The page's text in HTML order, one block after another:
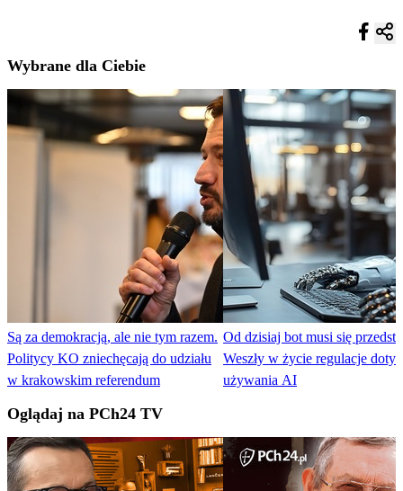
Wybrane dla Ciebie
Są za demokracją, ale nie tym razem.
Politycy KO zniechęcają do udziału
w krakowskim referendum
Od dzisiaj bot musi się
Weszły w życie regulacje
używania AI
Oglądaj na PCh24 TV